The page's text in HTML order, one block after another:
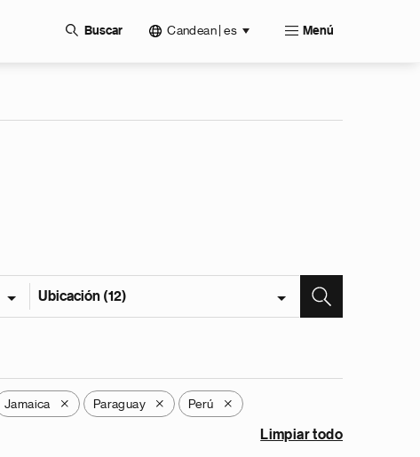
Buscar Candean | es Menú
Ubicación (12)
Jamaica X Paraguay X Perú X
Limpiar todo